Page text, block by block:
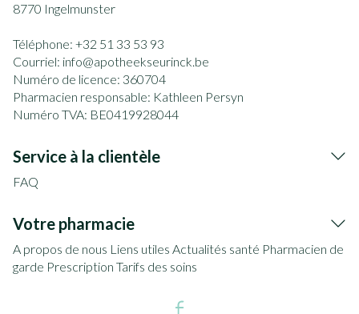
8770 Ingelmunster
Téléphone: +32 51 33 53 93
Courriel: info@apotheekseurinck.be
Numéro de licence: 360704
Pharmacien responsable: Kathleen Persyn
Numéro TVA: BE0419928044
Service à la clientèle
FAQ
Votre pharmacie
A propos de nous Liens utiles Actualités santé Pharmacien de
garde Prescription Tarifs des soins